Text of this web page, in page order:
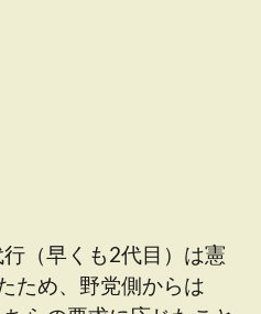
（早くも2代目）は憲
ため、野党側からは